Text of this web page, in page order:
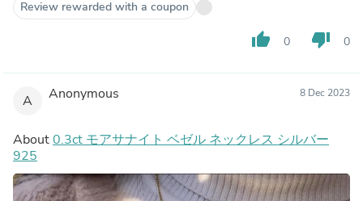
Review rewarded with a coupon
thumb_up 0 thumb_down 0
A Anonymous 8 Dec 2023
About0.3ct モアサナイト ベゼル ネックレス シルバー
925